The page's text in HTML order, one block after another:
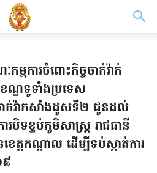
មការចំពោះកិច្ចចាក់វ៉ាក់
ណ្ឌទូទាំងប្រទេស
ាក់វ៉ាកសាំងដូសទី២ ជូនដល់
បិទខ្ទប់ភូមិសាស្រ្ត រាជធានី
េត្តកណ្តាល ដើម្បីទប់ស្កាត់ការ
៩